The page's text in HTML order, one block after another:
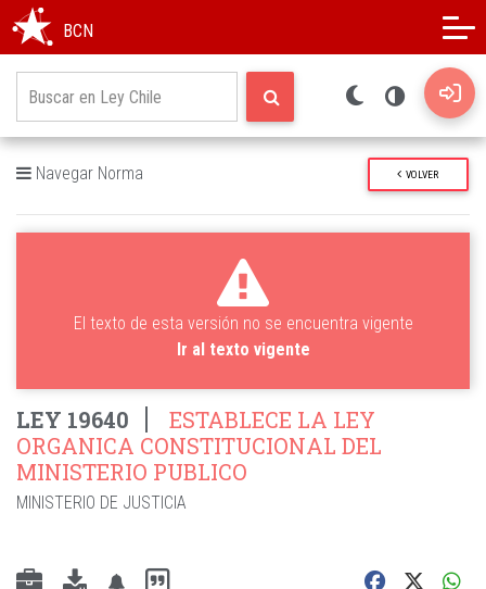
BCN
Navegar Norma VOLVER
El texto de esta versión no se encuentra vigente
Ir al texto vigente
LEY 19640
ESTABLECE LA LEY
ORGANICA CONSTITUCIONAL DEL
MINISTERIO PUBLICO
MINISTERIO DE JUSTICIA